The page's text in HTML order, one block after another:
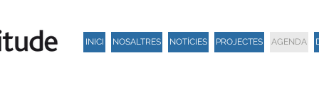
INICI NOSALTRES NOTÍCIES PROJECTES AGENDA